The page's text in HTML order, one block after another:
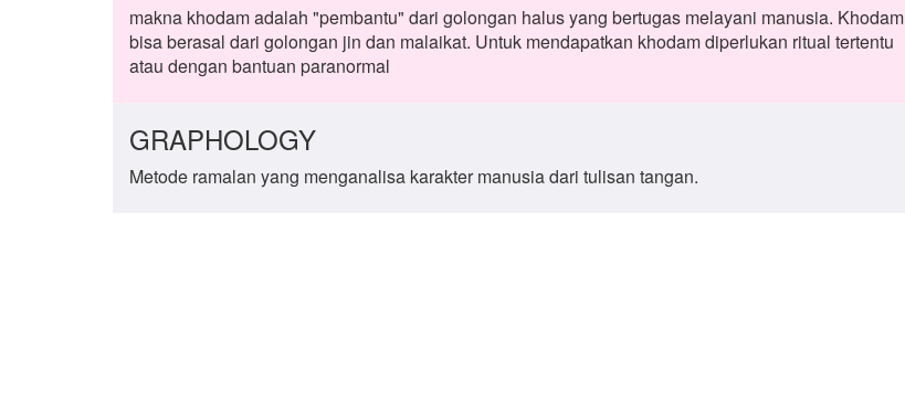
makna khodam adalah "pembantu" dari golongan halus yang bertugas melayani manusia. Khodam
bisa berasal dari golongan jin dan malaikat. Untuk mendapatkan khodam diperlukan ritual tertentu
atau dengan bantuan paranormal
GRAPHOLOGY
Metode ramalan yang menganalisa karakter manusia dari tulisan tangan.